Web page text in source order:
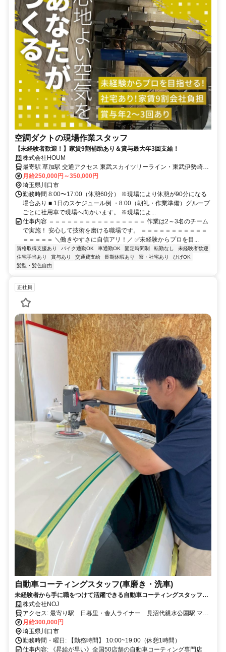
空調ダクトの現場作業スタッフ
【未経験者歓迎！】家賃9割補助あり＆賞与最大年3回支給！
株式会社HOUM
最寄駅 草加駅 交通アクセス 東武スカイツリーライン・東武伊勢崎線
月給250,000円～350,000円
埼玉県川口市
勤務時間 8:00〜17:00（休憩60分） ※現場により休憩が90分になる
場合あり ■ 1日のスケジュール例 ・8:00（朝礼・作業準備）グループ
ごとに社用車で現場へ向かいます。 ※現場によ...
仕事内容 ＝＝＝＝＝＝＝＝＝＝＝＝＝＝＝＝ 作業は2～3名のチーム
で実施！ 安心して技術を磨ける職場です。 ＝＝＝＝＝＝＝＝＝＝＝
＝＝＝＝＝ ＼働きやすさに自信アリ！／ ✅未経験からプロを目...
資格取得支援あり バイク通勤OK 車通勤OK 固定時間制 転勤なし
未経験者歓迎
住宅手当あり
賞与あり 交通費支給 長期休暇あり 寮・社宅あり
ひげOK
髪型・髪色自由
正社員
自動車コーティングスタッフ(車磨き・洗車)
未経験者から手に職をつけて活躍できる自動車コーティングスタッフ！
昇給が早い／自動車コーティングスタッフ／業界最大手 全国50店舗
株式会社NOJ
アクセス: 最寄り駅 日暮里・舎人ライナー 見沼代親水公園駅 マイ
カー通勤可（無料駐車場あり）
月給300,000円
埼玉県川口市
勤務時間・曜日: 【勤務時間】 10:00~19:00（休憩1時間）
仕事内容: 《昇給が早い》全国50店舗の自動車コーティング専門店